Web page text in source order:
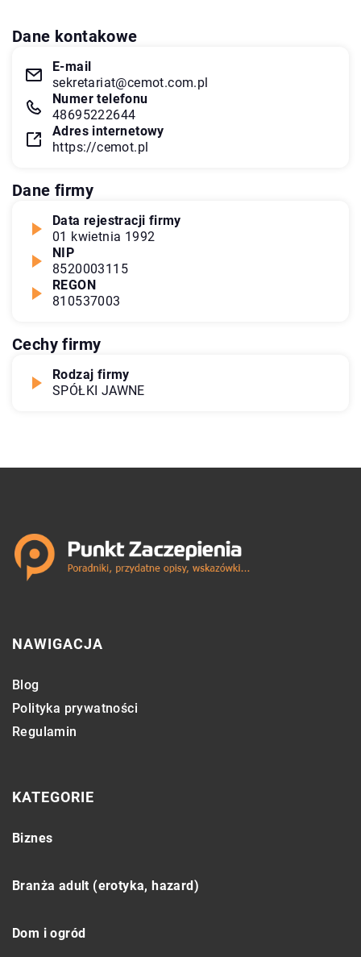
Dane kontakowe
E-mail
sekretariat@cemot.com.pl
Numer telefonu
48695222644
Adres internetowy
https://cemot.pl
Dane firmy
Data rejestracji firmy
01 kwietnia 1992
NIP
8520003115
REGON
810537003
Cechy firmy
Rodzaj firmy
SPÓŁKI JAWNE
NAWIGACJA
Blog
Polityka prywatności
Regulamin
KATEGORIE
Biznes
Branża adult (erotyka, hazard)
Dom i ogród